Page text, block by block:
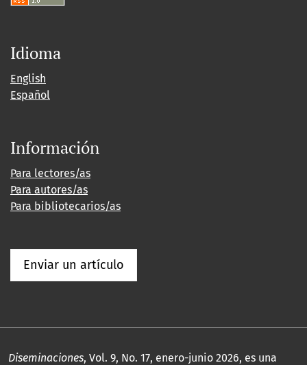
Idioma
English
Español
Información
Para lectores/as
Para autores/as
Para bibliotecarios/as
Enviar un artículo
Diseminaciones, Vol. 9, No. 17, enero-junio 2026, es una